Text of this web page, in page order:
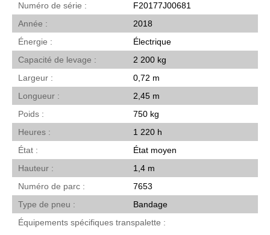
Numéro de série
F20177J00681
Année
2018
Énergie
Électrique
Capacité de levage
2 200 kg
Largeur
0,72 m
Longueur
2,45 m
Poids
750 kg
Heures
1 220 h
État
État moyen
Hauteur
1,4 m
Numéro de parc
7653
Type de pneu
Bandage
Équipements spécifiques transpalette